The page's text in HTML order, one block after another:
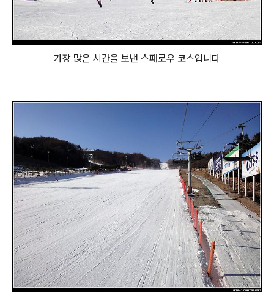
가장 많은 시간을 보낸 스패로우 코스입니다